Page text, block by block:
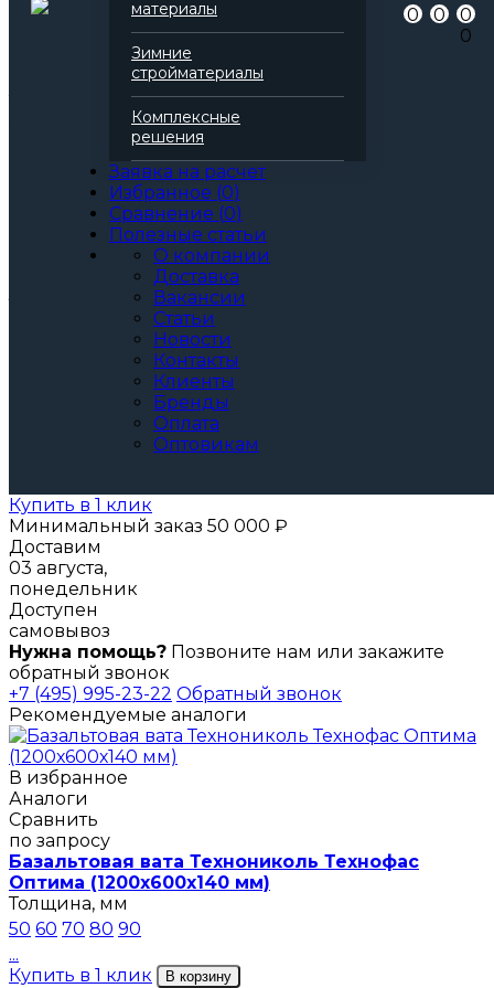
материалы
Зимние
стройматериалы
Комплексные
решения
Заявка на расчет
Избранное (0)
Сравнение (0)
Полезные статьи
О компании
Доставка
Вакансии
Статьи
Новости
Контакты
Клиенты
Бренды
Оплата
Оптовикам
0 0
0
0
Серия
Фасад
Базальтовая вата
Все характеристики
Артикул: 143640
За упаковку
Цена при единовременной покупке
Стоимость доставки не влияет на определение
ценовой категории.
Общая стоимость 0
Купить в 1 клик
Минимальный заказ 50 000 ₽
Доставим
03 августа,
понедельник
Доступен
самовывоз
Нужна помощь? Позвоните нам или закажите
обратный звонок
+7 (495) 995-23-22 Обратный звонок
Рекомендуемые аналоги
В избранное
Аналоги
Сравнить
по запросу
Базальтовая вата Технониколь Технофас
Оптима (1200х600х140 мм)
Толщина, мм
50 60 70 80 90
...
Купить в 1 клик
В корзину